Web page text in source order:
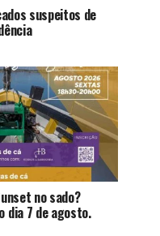
suspeitos de
no sado?
dia 7 de agosto.